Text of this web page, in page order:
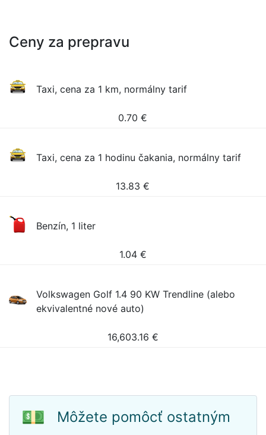
Ceny za prepravu
Taxi, cena za 1 km, normálny tarif
0.70 €
Taxi, cena za 1 hodinu čakania, normálny tarif
13.83 €
Benzín, 1 liter
1.04 €
Volkswagen Golf 1.4 90 KW Trendline (alebo
ekvivalentné nové auto)
16,603.16 €
💵
Môžete pomôcť ostatným